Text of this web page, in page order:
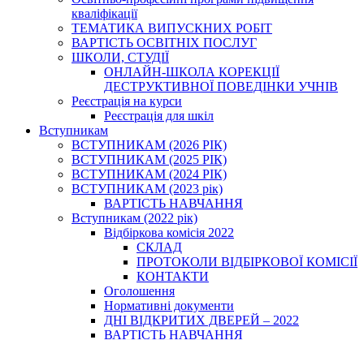
кваліфікації
ТЕМАТИКА ВИПУСКНИХ РОБІТ
ВАРТІСТЬ ОСВІТНІХ ПОСЛУГ
ШКОЛИ, СТУДІЇ
ОНЛАЙН-ШКОЛА КОРЕКЦІЇ
ДЕСТРУКТИВНОЇ ПОВЕДІНКИ УЧНІВ
Реєстрація на курси
Реєстрація для шкіл
Вступникам
ВСТУПНИКАМ (2026 РІК)
ВСТУПНИКАМ (2025 РІК)
ВСТУПНИКАМ (2024 РІК)
ВСТУПНИКАМ (2023 рік)
ВАРТІСТЬ НАВЧАННЯ
Вступникам (2022 рік)
Відбіркова комісія 2022
СКЛАД
ПРОТОКОЛИ ВІДБІРКОВОЇ КОМІСІЇ
КОНТАКТИ
Оголошення
Нормативні документи
ДНІ ВІДКРИТИХ ДВЕРЕЙ – 2022
ВАРТІСТЬ НАВЧАННЯ